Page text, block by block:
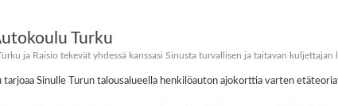
Turku
ja Raisio tekevät yhdessä kanssasi Sinusta turvallisen ja taitavan kuljettajan
Sinulle Turun talousalueella henkilöauton ajokorttia varten